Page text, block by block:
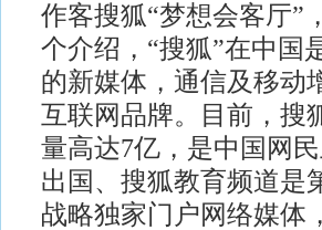
作客搜狐“梦想会客厅”
个介绍，“搜狐”在中国
的新媒体，通信及移动
互联网品牌。目前，搜
量高达7亿，是中国网
出国、搜狐教育频道是
战略独家门户网络媒体